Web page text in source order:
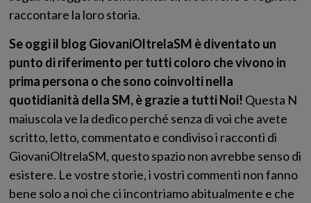
raccontare la loro storia.
Se oggi il blog GiovaniOltrelaSM è diventato un
punto di riferimento per tutti coloro che vivono in
prima persona o che sono coinvolti nella
quotidianità della SM, è grazie a tutti Noi! Questa N
maiuscola ve la dedico perché senza di voi che avete
scritto, letto, commentato e condiviso i racconti di
GiovaniOltrelaSM, questo spazio non avrebbe senso di
esistere. Le vostre storie, i vostri commenti non fanno
bene solo a noi che ci incontriamo abitualmente e che